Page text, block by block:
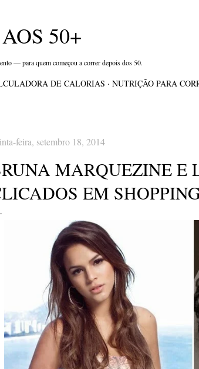
50+
— para quem começou a correr depois dos 50.
DE CALORIAS NUTRIÇÃO PARA
feira, setembro 18, 2014
MARQUEZINE E
EM